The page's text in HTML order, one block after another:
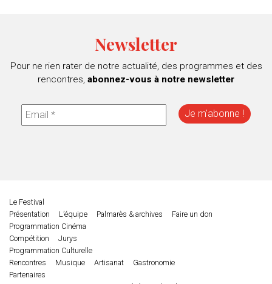
Newsletter
Pour ne rien rater de notre actualité, des programmes et des
rencontres, abonnez-vous à notre newsletter
Le Festival
Présentation
L’équipe Palmarès & archives
Faire un don
Programmation Cinéma
Compétition
Jurys
Programmation Culturelle
Rencontres
Musique Artisanat
Gastronomie
Partenaires